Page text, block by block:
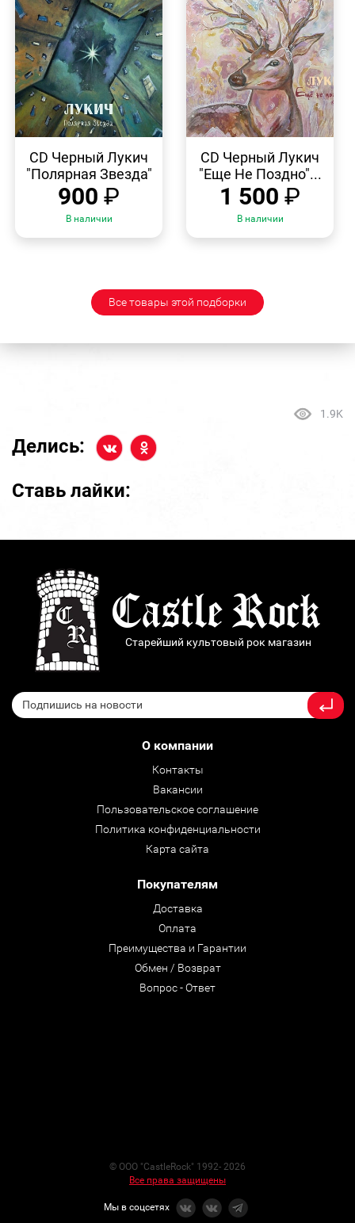
ПРОСМОТР
CD Черный Лукич
"Полярная Звезда"
900 ₽
В наличии
ПРОСМОТР
CD Черный Лукич
"Еще Не Поздно"...
1 500 ₽
В наличии
Все товары этой подборки
1.9K
Делись:
Ставь лайки:
Старейший культовый рок магазин
О компании
Контакты
Вакансии
Пользовательское соглашение
Политика конфиденциальности
Карта сайта
Покупателям
Доставка
Оплата
Преимущества и Гарантии
Обмен / Возврат
Вопрос - Ответ
© ООО "CastleRock" 1992- 2026
Все права защищены
Мы в соцсетях